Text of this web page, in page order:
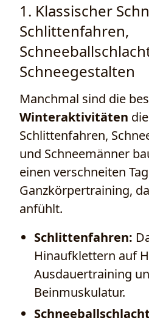
1. Klassischer
Schlittenfahren,
Schneegestalten
Manchmal sind die
Winteraktivitäten
Schlittenfahren,
und Schneemänner
einen verschneiten
Ganzkörpertraining,
anfühlt.
Schlittenfahren:
Hinaufklettern auf
Ausdauertraining
Beinmuskulatur.